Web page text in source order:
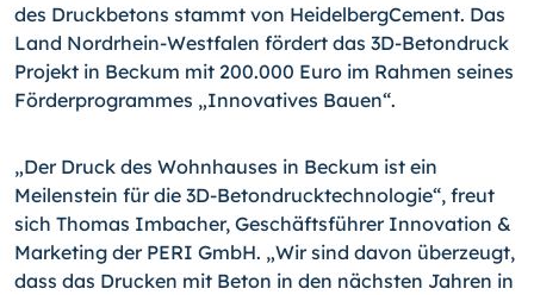
des Druckbetons stammt von HeidelbergCement. Das
Land Nordrhein-Westfalen fördert das 3D-Betondruck
Projekt in Beckum mit 200.000 Euro im Rahmen seines
Förderprogrammes „Innovatives Bauen“.
„Der Druck des Wohnhauses in Beckum ist ein
Meilenstein für die 3D-Betondruck­tech­nologie“, freut
sich Thomas Imbacher, Geschäftsführer Innovation &
Marketing der PERI GmbH. „Wir sind davon überzeugt,
dass das Drucken mit Beton in den nächsten Jahren in